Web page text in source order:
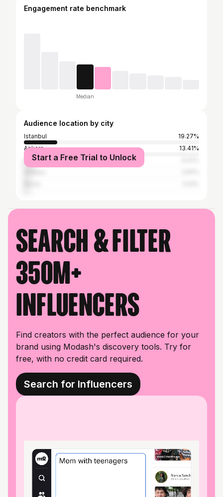
Engagement rate benchmark
Median
Audience location by city
Istanbul
19.27%
Ankara
13.41%
İzmirStart a Free Trial to Unlock
Search & filter
350M+
influencers
Find creators with the perfect audience for your
brand using Modash's discovery tools. Try for
free, with no credit card required.
Search for Influencers